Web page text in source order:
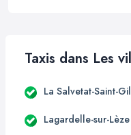
Taxis dans Les
La Salvetat-Saint-
Lagardelle-sur-Lèze